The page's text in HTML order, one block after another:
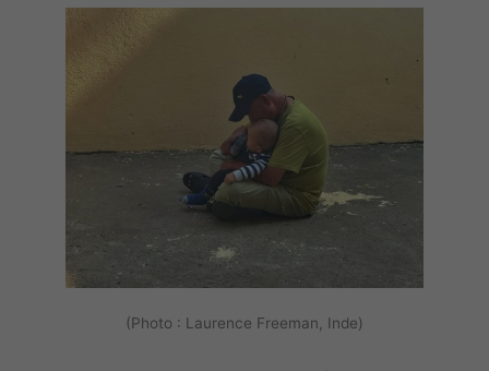
(Photo : Laurence Freeman, Inde)